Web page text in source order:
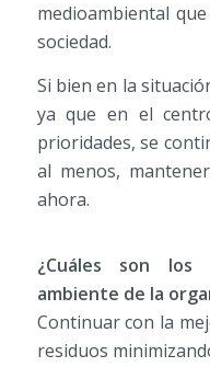
medioambiental
sociedad.
Si bien en la
ya que en el
prioridades, se
al menos,
ahora.
¿Cuáles son
ambiente de la
Continuar con la
residuos